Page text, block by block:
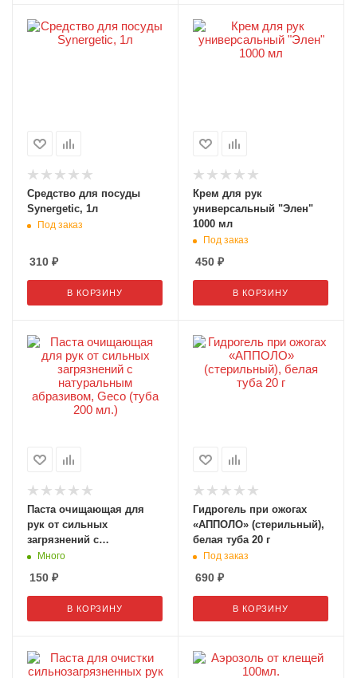
Средство для посуды
Synergetic, 1л
Под заказ
310 ₽
В КОРЗИНУ
Крем для рук
универсальный "Элен"
1000 мл
Под заказ
450 ₽
В КОРЗИНУ
Паста очищающая для
рук от сильных
загрязнений с
натуральным абразивом,
Geco (туба 200 мл.)
Много
150 ₽
В КОРЗИНУ
Гидрогель при ожогах
«АППОЛО» (стерильный),
белая туба 20 г
Под заказ
690 ₽
В КОРЗИНУ